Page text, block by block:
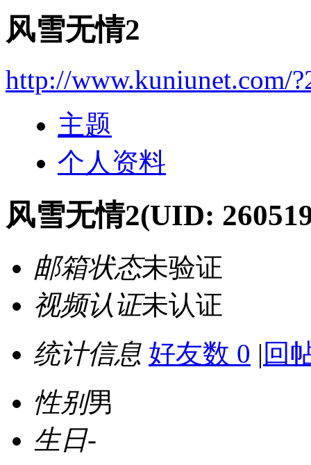
风雪无情2
http://www.kuniunet.com/
主题
个人资料
风雪无情2(UID:
邮箱状态未验证
视频认证未认证
统计信息 好友数 0 | 回
性别男
生日-